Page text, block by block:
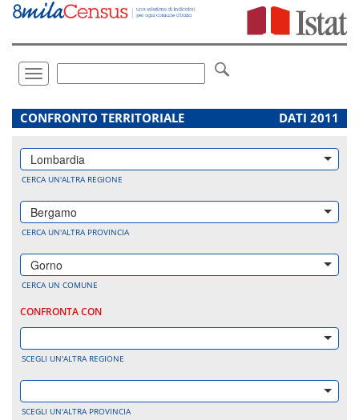
Vai
direttamente
Toggle
navigation
.
CONFRONTO TERRITORIALE DATI 2011
Lombardia
CERCA UN'ALTRA REGIONE
Bergamo
CERCA UN'ALTRA PROVINCIA
Gorno
CERCA UN COMUNE
CONFRONTA CON
SCEGLI UN'ALTRA REGIONE
SCEGLI UN'ALTRA PROVINCIA